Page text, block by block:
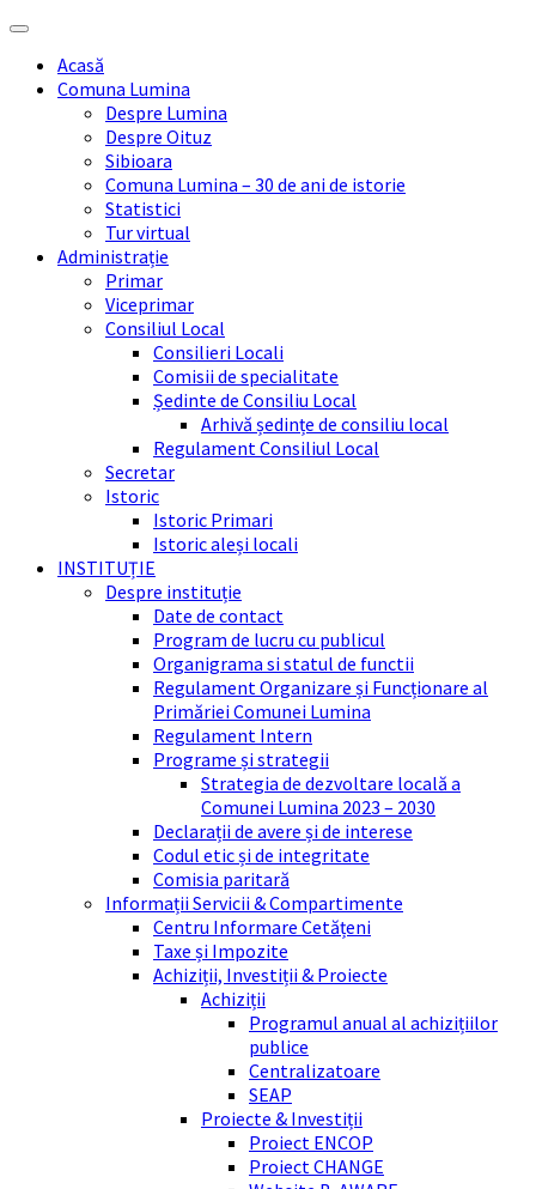
Skip
content
Skip
sidebar
Skip
right
sidebar
Skip
footerAcasă
Comuna Lumina
Despre Lumina
Despre Oituz
Sibioara
Comuna Lumina – 30 de ani de istorie
Statistici
Tur virtual
Administrație
Primar
Viceprimar
Consiliul Local
Consilieri Locali
Comisii de specialitate
Ședinte de Consiliu Local
Arhivă ședințe de consiliu local
Regulament Consiliul Local
Secretar
Istoric
Istoric Primari
Istoric aleși locali
INSTITUȚIE
Despre instituție
Date de contact
Program de lucru cu publicul
Organigrama si statul de functii
Regulament Organizare și Funcționare al
Primăriei Comunei Lumina
Regulament Intern
Programe și strategii
Strategia de dezvoltare locală a
Comunei Lumina 2023 – 2030
Declarații de avere și de interese
Codul etic și de integritate
Comisia paritară
Informații Servicii & Compartimente
Centru Informare Cetățeni
Taxe și Impozite
Achiziții, Investiții & Proiecte
Achiziții
Programul anual al achizițiilor
publice
Centralizatoare
SEAP
Proiecte & Investiții
Proiect ENCOP
Proiect CHANGE